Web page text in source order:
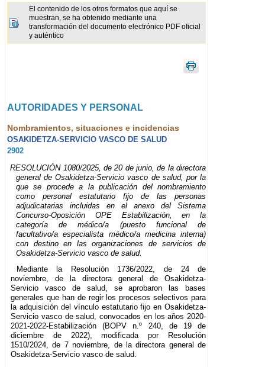
El contenido de los otros formatos que aquí se
muestran, se ha obtenido mediante una
transformación del documento electrónico PDF oficial
y auténtico
AUTORIDADES Y PERSONAL
Nombramientos, situaciones e incidencias
OSAKIDETZA-SERVICIO VASCO DE SALUD
2902
RESOLUCIÓN 1080/2025, de 20 de junio, de la directora
general de Osakidetza-Servicio vasco de salud, por la
que se procede a la publicación del nombramiento
como personal estatutario fijo de las personas
adjudicatarias incluidas en el anexo del Sistema
Concurso-Oposición OPE Estabilización, en la
categoría de médico/a (puesto funcional de
facultativo/a especialista médico/a medicina interna)
con destino en las organizaciones de servicios de
Osakidetza-Servicio vasco de salud.
Mediante la Resolución 1736/2022, de 24 de
noviembre, de la directora general de Osakidetza-
Servicio vasco de salud, se aprobaron las bases
generales que han de regir los procesos selectivos para
la adquisición del vínculo estatutario fijo en Osakidetza-
Servicio vasco de salud, convocados en los años 2020-
2021-2022-Estabilización (BOPV n.º 240, de 19 de
diciembre de 2022), modificada por Resolución
1510/2024, de 7 noviembre, de la directora general de
Osakidetza-Servicio vasco de salud.